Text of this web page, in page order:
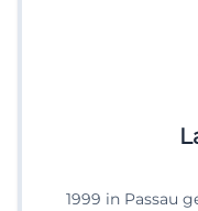
1999 in Passau